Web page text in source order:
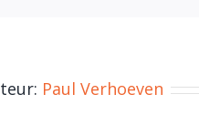
Paul Verhoeven